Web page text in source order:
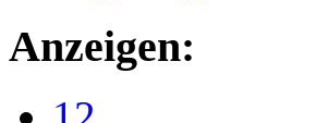
Anzeigen: